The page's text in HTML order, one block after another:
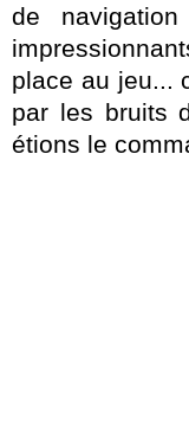
de
place au jeu...
par les bruits
étions le